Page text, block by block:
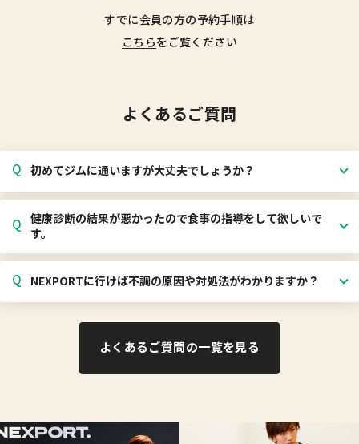
すでに会員の方の予約手順は
こちらをご覧ください
よくあるご質問
Q 初めてジムに通いますが大丈夫でしょうか？
Q 健康診断の結果が悪かったので食事の指導をして欲しいで
す。
Q NEXPORTに行けば不調の原因や対処法がわかりますか？
よくあるご質問の一覧を見る